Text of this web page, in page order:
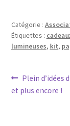
Catégorie :
Étiquettes :
lumineuses, kit,
de
Article
précédent :
Plein d’idées
et plus encore !